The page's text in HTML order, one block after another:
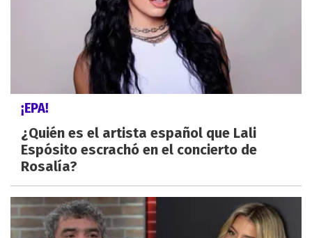
¡EPA!
¿Quién es el artista español que Lali
Espósito escrachó en el concierto de
Rosalía?